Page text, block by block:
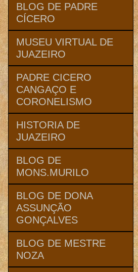
BLOG DE PADRE
CÍCERO
MUSEU VIRTUAL DE
JUAZEIRO
PADRE CICERO
CANGAÇO E
CORONELISMO
HISTORIA DE
JUAZEIRO
BLOG DE
MONS.MURILO
BLOG DE DONA
ASSUNÇÃO
GONÇALVES
BLOG DE MESTRE
NOZA